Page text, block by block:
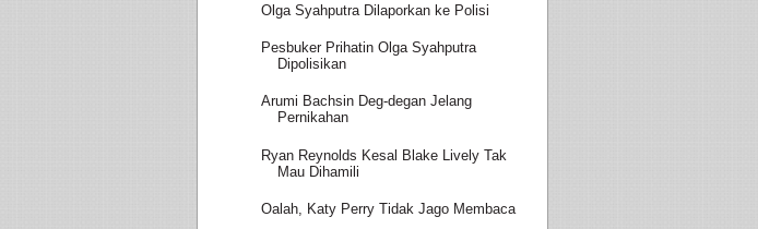
Olga Syahputra Dilaporkan ke Polisi
Pesbuker Prihatin Olga Syahputra
Dipolisikan
Arumi Bachsin Deg-degan Jelang
Pernikahan
Ryan Reynolds Kesal Blake Lively Tak
Mau Dihamili
Oalah, Katy Perry Tidak Jago Membaca